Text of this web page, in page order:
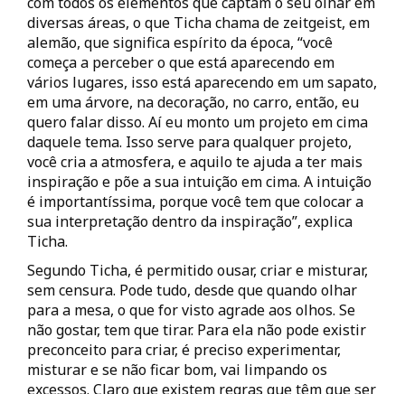
diversas áreas, o que Ticha chama de zeitgeist, em
alemão, que significa espírito da época, “você
começa a perceber o que está aparecendo em
vários lugares, isso está aparecendo em um sapato,
em uma árvore, na decoração, no carro, então, eu
quero falar disso. Aí eu monto um projeto em cima
daquele tema. Isso serve para qualquer projeto,
você cria a atmosfera, e aquilo te ajuda a ter mais
inspiração e põe a sua intuição em cima. A intuição
é importantíssima, porque você tem que colocar a
sua interpretação dentro da inspiração”, explica
Ticha.
Segundo Ticha, é permitido ousar, criar e misturar,
sem censura. Pode tudo, desde que quando olhar
para a mesa, o que for visto agrade aos olhos. Se
não gostar, tem que tirar. Para ela não pode existir
preconceito para criar, é preciso experimentar,
misturar e se não ficar bom, vai limpando os
excessos. Claro que existem regras que têm que ser